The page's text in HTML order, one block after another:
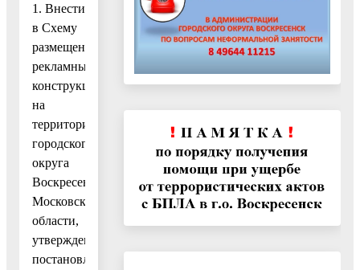
1. Внести
в Схему
размещения
рекламных
конструкций
на
территории
городского
округа
Воскресенск
Московской
области,
утвержденную
постановлением